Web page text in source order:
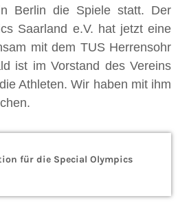
Berlin die Spiele statt. Der
Saarland e.V. hat jetzt eine
mit dem TUS Herrensohr
ist im Vorstand des Vereins
Athleten. Wir haben mit ihm
für die Special Olympics